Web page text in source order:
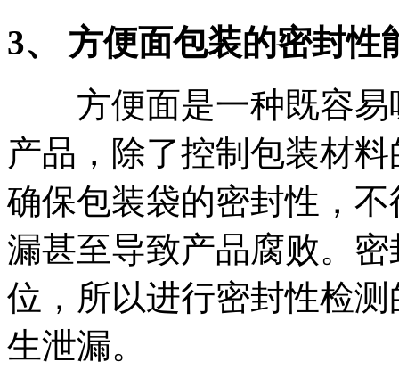
3、 方便面包装的密封性
方便面是一种既容易
产品，除了控制包装材
确保包装袋的密封性，
漏甚至导致产品腐败。
位，所以进行密封性检
生泄漏。